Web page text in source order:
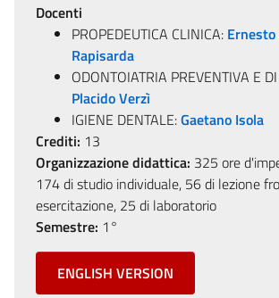
Docenti
PROPEDEUTICA CLINICA:
Rapisarda
ODONTOIATRIA PREVENTIVA E
Placido Verzì
IGIENE DENTALE:Gaetano Isola
Crediti: 13
Organizzazione didattica: 325 ore
174 di studio individuale, 56 di lezione
esercitazione, 25 di laboratorio
Semestre: 1°
ENGLISH VERSION